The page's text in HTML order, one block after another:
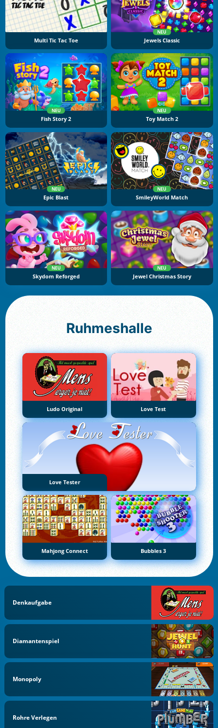
Multi Tic Tac Toe
NEU
Jewels Classic
NEU
Fish Story 2
NEU
Toy Match 2
NEU
Epic Blast
NEU
SmileyWorld Match
NEU
Skydom Reforged
NEU
Jewel Christmas Story
Ruhmeshalle
Ludo Original Love Test
Love Tester
Mahjong Connect Bubbles 3
Denkaufgabe
Diamantenspiel
Monopoly
Rohre Verlegen